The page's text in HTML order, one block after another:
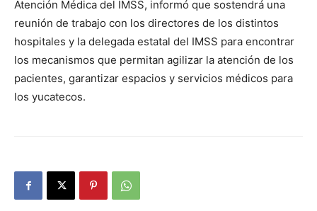
Atención Médica del IMSS, informó que sostendrá una
reunión de trabajo con los directores de los distintos
hospitales y la delegada estatal del IMSS para encontrar
los mecanismos que permitan agilizar la atención de los
pacientes, garantizar espacios y servicios médicos para
los yucatecos.